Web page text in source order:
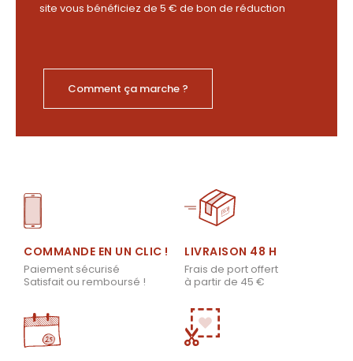
site vous bénéficiez de 5 € de bon de réduction
Comment ça marche ?
COMMANDE EN UN CLIC !
Paiement sécurisé
Satisfait ou remboursé !
LIVRAISON 48 H
Frais de port offert
à partir de 45 €